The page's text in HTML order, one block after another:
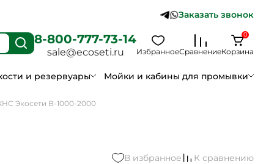
Заказать звонок
8-800-777-73-14
sale@ecoseti.ru ИзбранноеСравнениеКорзина
0
и резервуары Мойки и кабины для промывки
Экосети В-1000-2000
В избранное К сравнению